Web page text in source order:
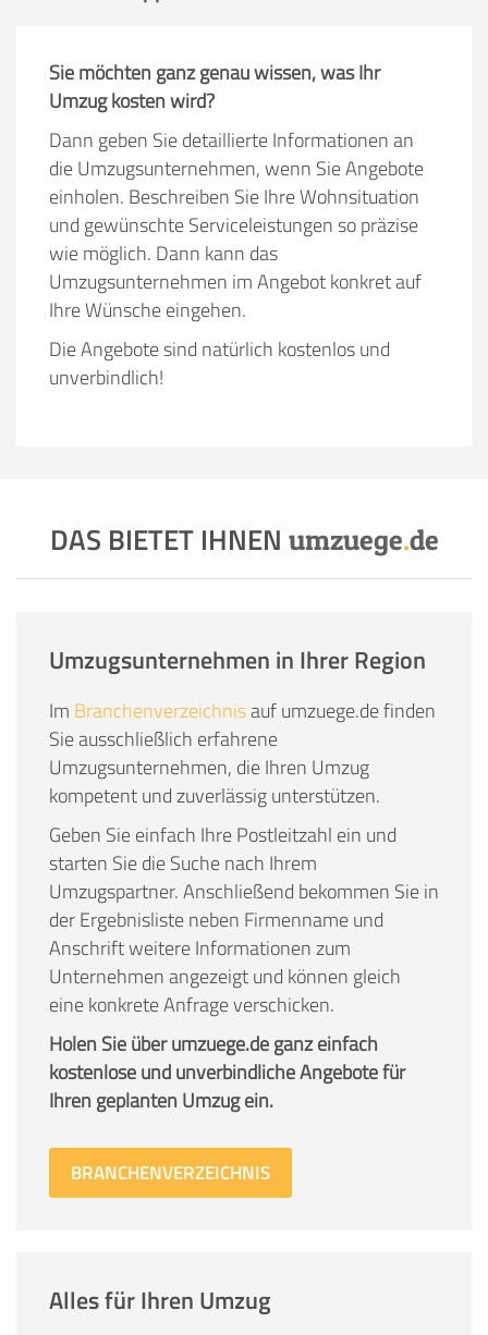
Sie möchten ganz genau wissen, was Ihr
Umzug kosten wird?
Dann geben Sie detaillierte Informationen an
die Umzugsunternehmen, wenn Sie Angebote
einholen. Beschreiben Sie Ihre Wohnsituation
und gewünschte Serviceleistungen so präzise
wie möglich. Dann kann das
Umzugsunternehmen im Angebot konkret auf
Ihre Wünsche eingehen.
Die Angebote sind natürlich kostenlos und
unverbindlich!
DAS BIETET IHNEN umzuege.de
Umzugsunternehmen in Ihrer Region
Im Branchenverzeichnisauf umzuege.de finden
Sie ausschließlich erfahrene
Umzugsunternehmen, die Ihren Umzug
kompetent und zuverlässig unterstützen.
Geben Sie einfach Ihre Postleitzahl ein und
starten Sie die Suche nach Ihrem
Umzugspartner. Anschließend bekommen Sie in
der Ergebnisliste neben Firmenname und
Anschrift weitere Informationen zum
Unternehmen angezeigt und können gleich
eine konkrete Anfrage verschicken.
Holen Sie über umzuege.de ganz einfach
kostenlose und unverbindliche Angebote für
Ihren geplanten Umzug ein.
BRANCHENVERZEICHNIS
Alles für Ihren Umzug